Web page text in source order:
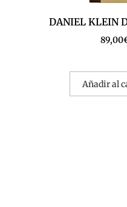
DANIEL KLEIN
89,00
Añadir al